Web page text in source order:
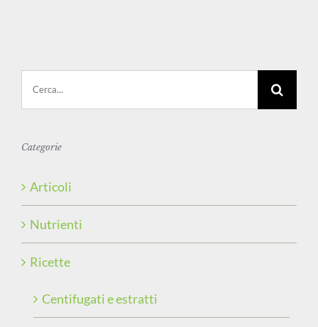
Categorie
Articoli
Nutrienti
Ricette
Centifugati e estratti